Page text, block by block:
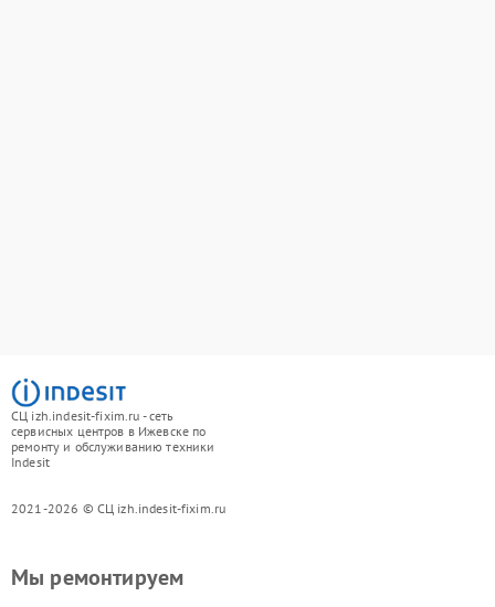
СЦ izh.indesit-fixim.ru - сеть
сервисных центров в Ижевске по
ремонту и обслуживанию техники
Indesit
2021-2026 © СЦ izh.indesit-fixim.ru
Мы ремонтируем